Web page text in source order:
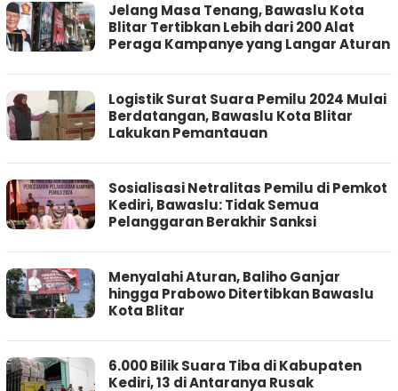
Jelang Masa Tenang, Bawaslu Kota
Blitar Tertibkan Lebih dari 200 Alat
Peraga Kampanye yang Langar Aturan
Logistik Surat Suara Pemilu 2024 Mulai
Berdatangan, Bawaslu Kota Blitar
Lakukan Pemantauan
Sosialisasi Netralitas Pemilu di Pemkot
Kediri, Bawaslu: Tidak Semua
Pelanggaran Berakhir Sanksi
Menyalahi Aturan, Baliho Ganjar
hingga Prabowo Ditertibkan Bawaslu
Kota Blitar
6.000 Bilik Suara Tiba di Kabupaten
Kediri, 13 di Antaranya Rusak